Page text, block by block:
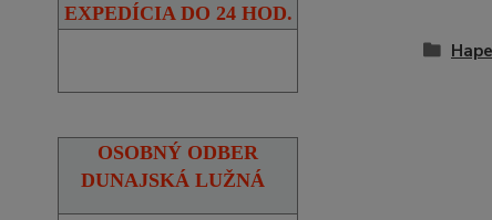
EXPEDÍCIA DO 24 HOD.
OSOBNÝ ODBER
DUNAJSKÁ LUŽNÁ
Hape